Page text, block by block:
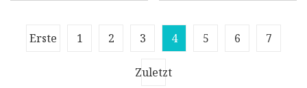
Erste 1 2 3 4 5 6 7
Zuletzt